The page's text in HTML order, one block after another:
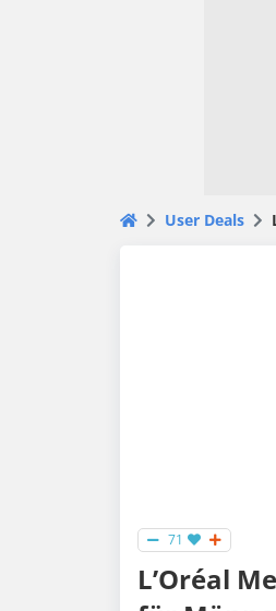
User Deals
71
L’Oréal